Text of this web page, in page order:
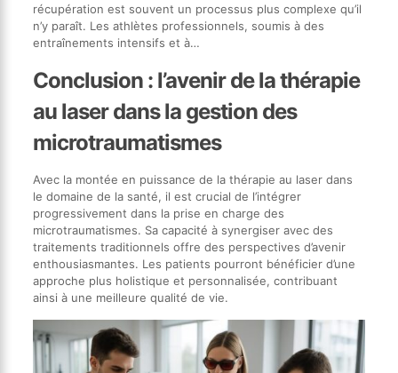
récupération est souvent un processus plus complexe qu’il
n’y paraît. Les athlètes professionnels, soumis à des
entraînements intensifs et à…
Conclusion : l’avenir de la thérapie
au laser dans la gestion des
microtraumatismes
Avec la montée en puissance de la thérapie au laser dans
le domaine de la santé, il est crucial de l’intégrer
progressivement dans la prise en charge des
microtraumatismes. Sa capacité à synergiser avec des
traitements traditionnels offre des perspectives d’avenir
enthousiasmantes. Les patients pourront bénéficier d’une
approche plus holistique et personnalisée, contribuant
ainsi à une meilleure qualité de vie.